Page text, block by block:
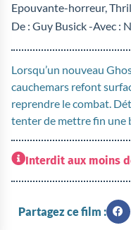
Epouvante-horreur,
De : Guy Busick -Avec :
Lorsqu’un nouveau
cauchemars refont
reprendre le combat.
tenter de mettre fin une
Interdit aux moins
Partagez ce film :